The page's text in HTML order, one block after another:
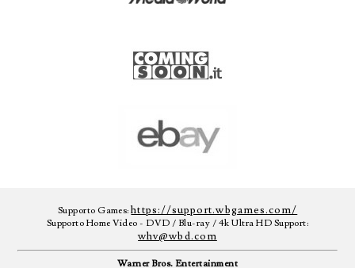
Supporto Games:https://support.wbgames.com/
Supporto Home Video - DVD / Blu-ray / 4k Ultra HD Support:
whv@wbd.com
Warner Bros. Entertainment